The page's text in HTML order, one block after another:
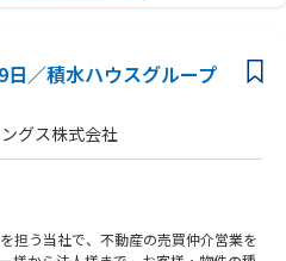
導入時にはプロダクトグループと協業
の知識をフィールドへ展開する。さら
グ設計や変更に対するフィードバック
的に活用し、エスカレーションの解決
Community of Specialists（CoS）の
ジョナルのアカウントチーム向け知識
世界中の技術コミュニティと積極的に
日／積水ハウスグループ
グス株式会社
担う当社で、不動産の売買仲介営業を